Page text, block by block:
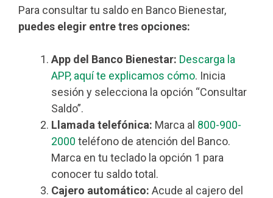
Para consultar tu saldo en Banco Bienestar,
puedes elegir entre tres opciones:
App del Banco Bienestar: Descarga la
APP, aquí te explicamos cómo. Inicia
sesión y selecciona la opción “Consultar
Saldo”.
Llamada telefónica: Marca al 800-900-
2000 teléfono de atención del Banco.
Marca en tu teclado la opción 1 para
conocer tu saldo total.
Cajero automático: Acude al cajero del